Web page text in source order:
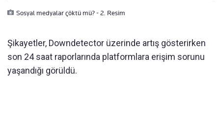
Sosyal medyalar çöktü mü? - 2. Resim
Şikayetler, Downdetector üzerinde artış gösterirken
son 24 saat raporlarında platformlara erişim sorunu
yaşandığı görüldü.